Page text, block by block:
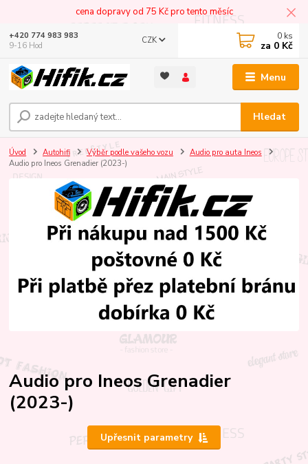
cena dopravy od 75 Kč pro tento měsíc
Menu
CZK
Hledat
+420 774 983 983
9-16 Hod
0 ks
za 0 Kč
Úvod Autohifi Výběr podle vašeho vozu
Audio pro auta Ineos
Audio pro Ineos Grenadier (2023-)
Audio pro Ineos Grenadier
(2023-)
Upřesnit parametry